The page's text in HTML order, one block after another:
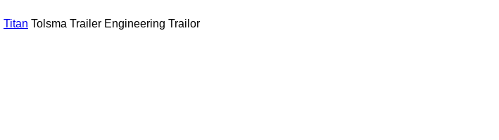
Titan Tolsma Trailer Engineering Trailor